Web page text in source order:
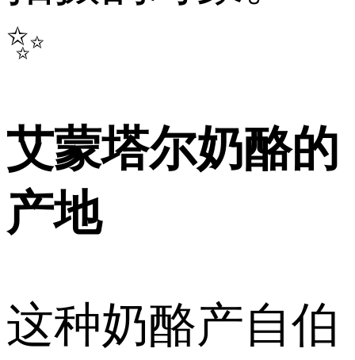
✨
艾蒙塔尔奶酪的
产地
这种奶酪产自伯